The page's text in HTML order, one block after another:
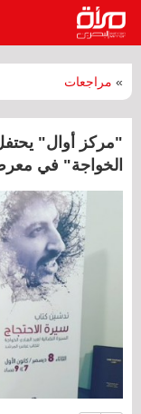
» مراجعات
"مركز أوال"
الخواجة" في